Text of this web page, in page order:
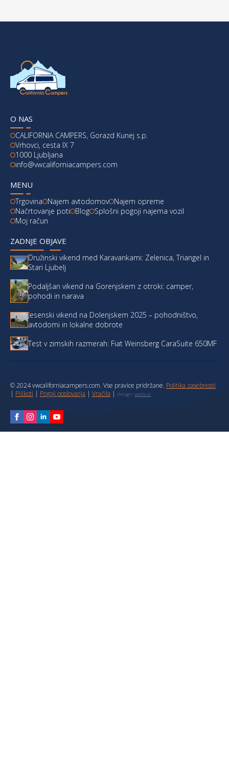
O NAS
CALIFORNIA CAMPERS, Gorazd Kunej s.p.
Vrhovci, cesta IX 7
1000 Ljubljana
info@vwcaliforniacampers.com
MENU
Trgovina Najem avtodomov Najem opreme
Načrtovanje poti
Blog Splošni pogoji najema vozil
Moj račun
ZADNJE OBJAVE
Družinski vikend med Karavankami: Zelenica, Triangel in
Stari Ljubelj
Podaljšan vikend na Gorenjskem z otroki: camper,
pohodi in narava
Jesenski vikend na Dolenjskem 2025 – pohodništvo,
avtodomi in lokalne dobrote
Test v zimskih razmerah: Fiat Weinsberg CaraSuite 650MF
© 2024 vwcaliforniacampers.com. Vse pravice pridržane. Politika zasebnosti
| Piškoti | Pogoji poslovanja | Vračila | design:webx.si